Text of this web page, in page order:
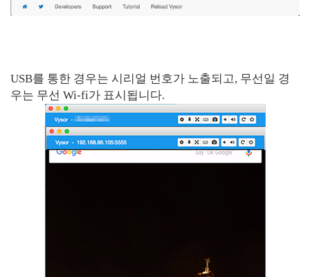
USB를 통한 경우는 시리얼 번호가 노출되고, 무선일 경
우는 무선 Wi-fi가 표시됩니다.